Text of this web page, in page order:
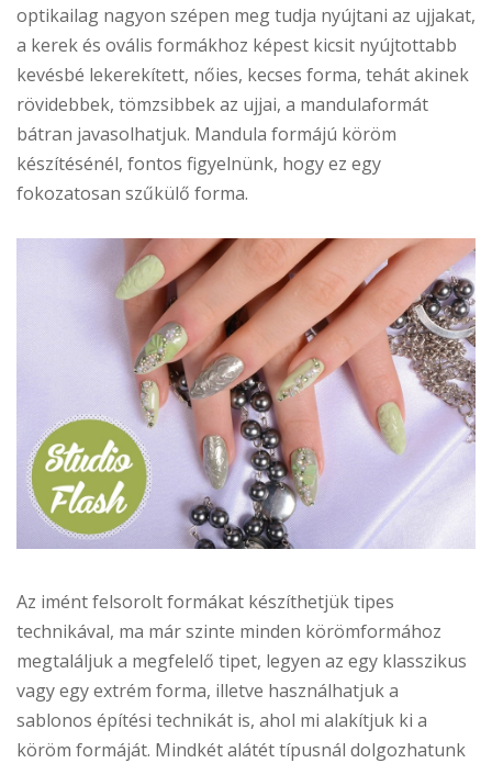
optikailag nagyon szépen meg tudja nyújtani az ujjakat,
a kerek és ovális formákhoz képest kicsit nyújtottabb
kevésbé lekerekített, nőies, kecses forma, tehát akinek
rövidebbek, tömzsibbek az ujjai, a mandulaformát
bátran javasolhatjuk. Mandula formájú köröm
készítésénél, fontos figyelnünk, hogy ez egy
fokozatosan szűkülő forma.
Az imént felsorolt formákat készíthetjük tipes
technikával, ma már szinte minden körömformához
megtaláljuk a megfelelő tipet, legyen az egy klasszikus
vagy egy extrém forma, illetve használhatjuk a
sablonos építési technikát is, ahol mi alakítjuk ki a
köröm formáját. Mindkét alátét típusnál dolgozhatunk